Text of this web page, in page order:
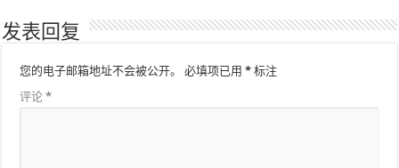
发表回复
您的电子邮箱地址不会被公开。 必填项已用* 标注
评论*